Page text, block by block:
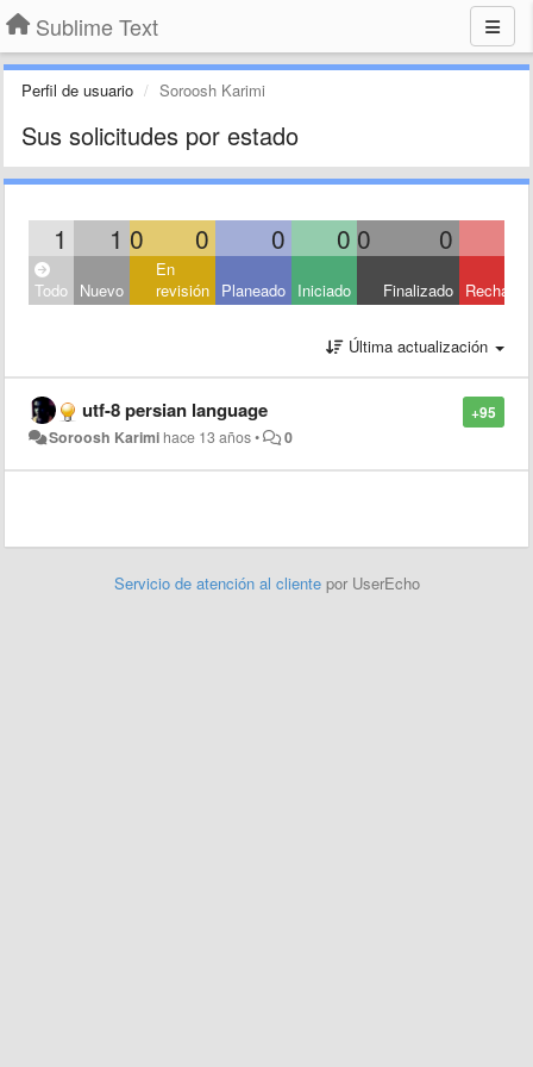
Sublime Text
Perfil de usuario Soroosh Karimi
Sus solicitudes por estado
1 1 0 0 0 0 0 0
Todo Nuevo
En
revisión Planeado Iniciado Finalizado
Última actualización
+95
utf-8 persian language
Soroosh Karimi hace 13 años• 0
Servicio de atención al cliente por UserEcho